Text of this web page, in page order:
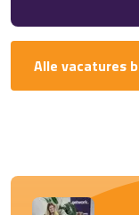
Alle vacatures